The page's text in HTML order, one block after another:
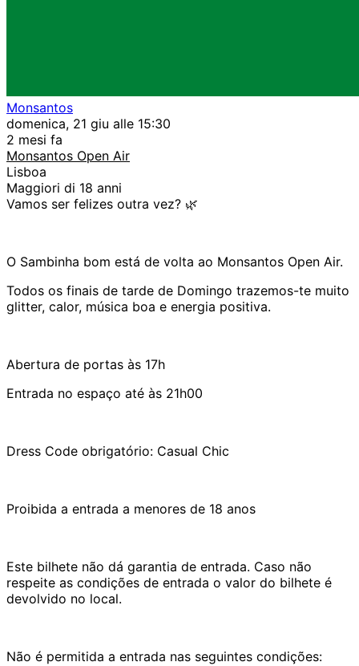
Monsantos
domenica, 21 giu alle 15:30
2 mesi fa
Monsantos Open Air
Lisboa
Maggiori di 18 anni
Vamos ser felizes outra vez? 🌿
O Sambinha bom está de volta ao Monsantos Open Air.
Todos os finais de tarde de Domingo trazemos-te muito
glitter, calor, música boa e energia positiva.
Abertura de portas às 17h
Entrada no espaço até às 21h00
Dress Code obrigatório: Casual Chic
Proibida a entrada a menores de 18 anos
Este bilhete não dá garantia de entrada. Caso não
respeite as condições de entrada o valor do bilhete é
devolvido no local.
Não é permitida a entrada nas seguintes condições: